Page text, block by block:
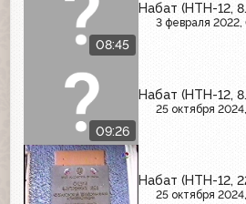
08:45
Набат (НТН-12,
3 февраля 2022,
09:26
Набат (НТН-12,
25 октября
Набат (НТН-12,
25 октября